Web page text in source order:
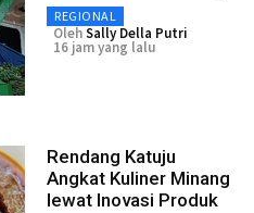
REGIONAL
OlehSally Della Putri
16 jam yang lalu
Rendang Katuju
Angkat Kuliner Minang
lewat Inovasi Produk